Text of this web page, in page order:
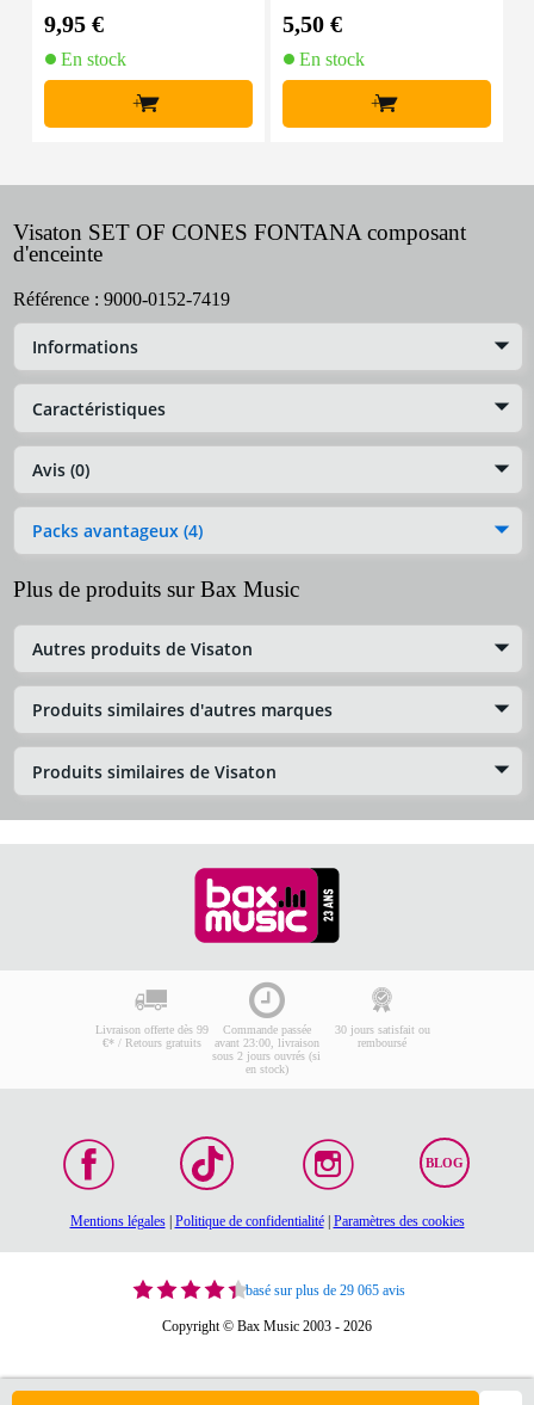
9,95 €
En stock
+
5,50 €
En stock
+
Visaton SET OF CONES FONTANA composant
d'enceinte
Référence : 9000-0152-7419
Informations
Caractéristiques
Avis (0)
Packs avantageux (4)
Plus de produits sur Bax Music
Autres produits de Visaton
Produits similaires d'autres marques
Produits similaires de Visaton
Livraison offerte dès 99
€* / Retours gratuits
Commande passée
avant 23:00, livraison
sous 2 jours ouvrés (si
en stock)
30 jours satisfait ou
remboursé
BLOG
Mentions légales| Politique de confidentialité| Paramètres des cookies
basé sur plus de 29 065 avis
Copyright © Bax Music 2003 - 2026